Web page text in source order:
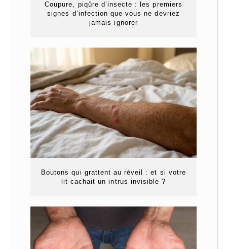
Coupure, piqûre d’insecte : les premiers
signes d’infection que vous ne devriez
jamais ignorer
Boutons qui grattent au réveil : et si votre
lit cachait un intrus invisible ?